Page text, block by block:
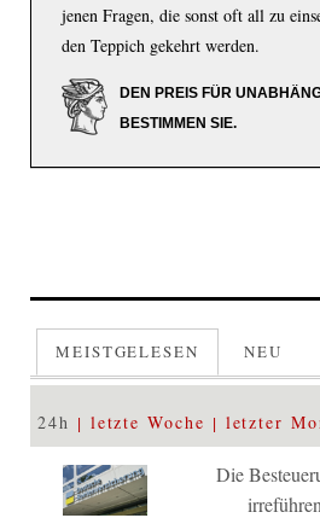
jenen Fragen, die sonst oft all zu
den Teppich gekehrt werden.
DEN PREIS FÜR
BESTIMMEN SIE.
MEISTGELESEN NEU
24h letzte Woche letzter
Die